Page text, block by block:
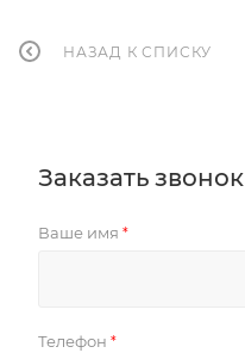
НАЗАД К СПИСКУ
Заказать звонок
Ваше имя *
Телефон *